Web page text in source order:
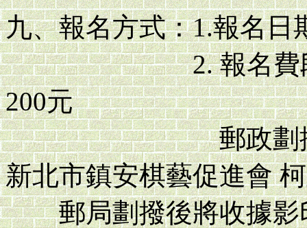
九、報名方式：1.報名日
2. 報名費段位組
200元
郵政劃撥帳號
新北市鎮安棋藝促進會
郵局劃撥後將收據影